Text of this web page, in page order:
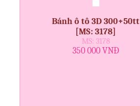
Bánh ô tô 3D 300+50tt
[MS: 3178]
MS: 3178
350 000 VNĐ